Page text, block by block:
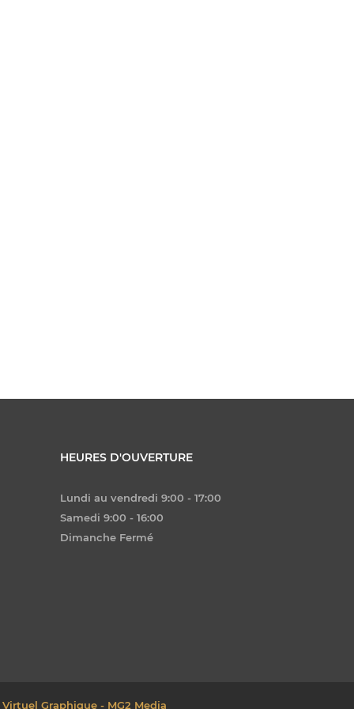
HEURES D'OUVERTURE
Lundi au vendredi 9:00 - 17:00
Samedi 9:00 - 16:00
Dimanche Fermé
Graphique - MG2 Media